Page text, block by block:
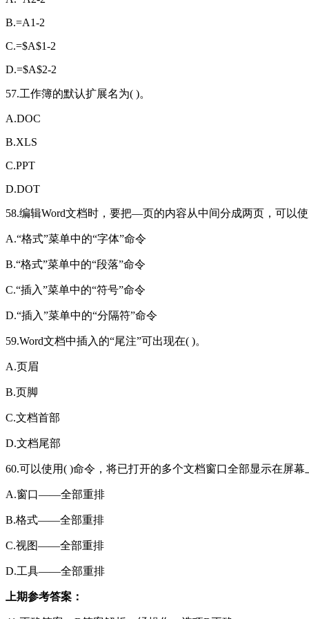
B.=A1-2
C.=$A$1-2
D.=$A$2-2
57.工作簿的默认扩展名为( )。
A.DOC
B.XLS
C.PPT
D.DOT
58.编辑Word文档时，要把—页的内容从中间分成两页，可以
A.“格式”菜单中的“字体”命令
B.“格式”菜单中的“段落”命令
C.“插入”菜单中的“符号”命令
D.“插入”菜单中的“分隔符”命令
59.Word文档中插入的“尾注”可出现在( )。
A.页眉
B.页脚
C.文档首部
D.文档尾部
60.可以使用( )命令，将已打开的多个文档窗口全部显示在屏幕
A.窗口——全部重排
B.格式——全部重排
C.视图——全部重排
D.工具——全部重排
上期参考答案：